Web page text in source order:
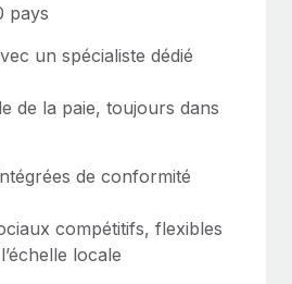
pays
un spécialiste dédié
de la paie, toujours dans
de conformité
compétitifs, flexibles
locale